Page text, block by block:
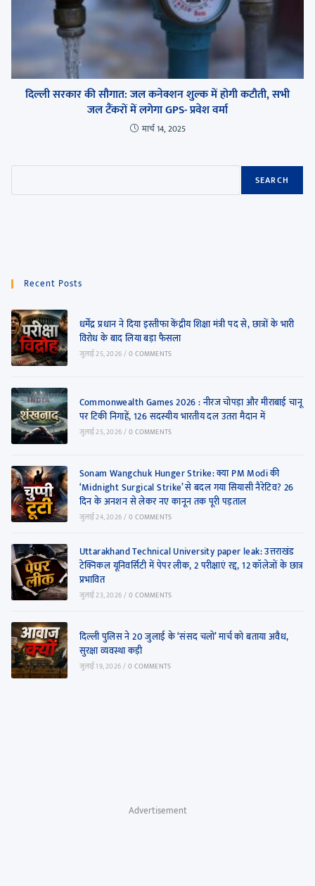
दिल्ली सरकार की सौगात: जल कनेक्शन शुल्क में होगी कटौती, सभी
जल टैंकरों में लगेगा GPS- प्रवेश वर्मा
मार्च 14, 2025
SEARCH
Recent Posts
धर्मेंद्र प्रधान ने दिया इस्तीफा केंद्रीय शिक्षा मंत्री पद से, छात्रों के भारी
विरोध के बाद लिया बड़ा फैसला
जुलाई 25, 2026/0 COMMENTS
Commonwealth Games 2026 : नीरज चोपड़ा और मीराबाई चानू
पर टिकी निगाहें, 126 सदस्यीय भारतीय दल उतरा मैदान में
जुलाई 25, 2026/0 COMMENTS
Sonam Wangchuk Hunger Strike: क्या PM Modi की
‘Midnight Surgical Strike’ से बदल गया सियासी नैरेटिव? 26
दिन के अनशन से लेकर नए कानून तक पूरी पड़ताल
जुलाई 24, 2026/0 COMMENTS
Uttarakhand Technical University paper leak: उत्तराखंड
टेक्निकल यूनिवर्सिटी में पेपर लीक, 2 परीक्षाएं रद्द, 12 कॉलेजों के छात्र
प्रभावित
जुलाई 23, 2026/0 COMMENTS
दिल्ली पुलिस ने 20 जुलाई के ‘संसद चलो’ मार्च को बताया अवैध,
सुरक्षा व्यवस्था कड़ी
जुलाई 19, 2026/0 COMMENTS
Advertisement